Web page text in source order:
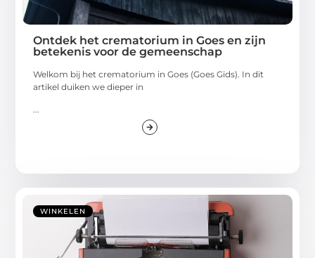
Ontdek het crematorium in Goes en zijn
betekenis voor de gemeenschap
Welkom bij het crematorium in Goes (Goes Gids). In dit
artikel duiken we dieper in
...
WINKELEN